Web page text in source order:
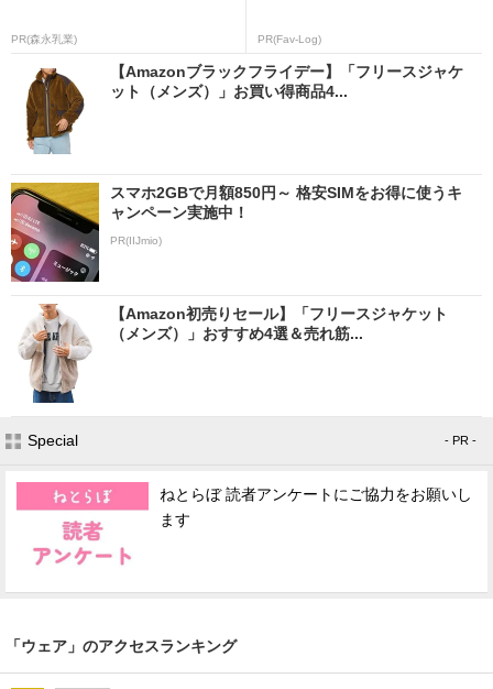
PR(森永乳業) PR(Fav-Log)
【Amazonブラックフライデー】「フリースジャケ
ット（メンズ）」お買い得商品4...
スマホ2GBで月額850円～ 格安SIMをお得に使うキ
ャンペーン実施中！
PR(IIJmio)
【Amazon初売りセール】「フリースジャケット
（メンズ）」おすすめ4選＆売れ筋...
Special - PR -
ねとらぼ 読者アンケートにご協力をお願いし
ます
「ウェア」のアクセスランキング